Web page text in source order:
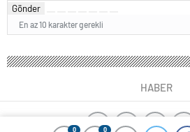
0 0
Gönder
En az 10 karakter gerekli
HABER